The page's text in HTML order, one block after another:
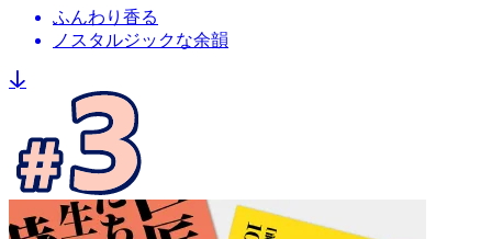
ふんわり香る
ノスタルジックな余韻